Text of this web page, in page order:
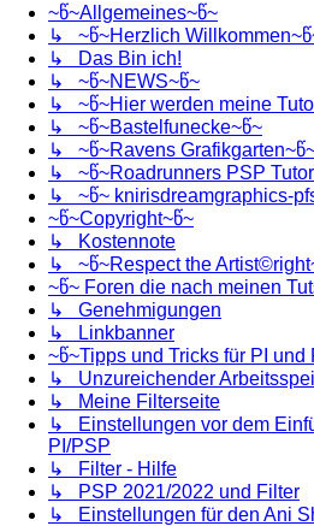
~წ~Allgemeines~წ~
↳ ~წ~Herzlich
↳ Das Bin ich!
↳ ~წ~NEWS~წ~
↳ ~წ~Hier werden meine
↳ ~წ~Bastelfunecke~წ~
↳ ~წ~Ravens
↳ ~წ~Roadrunners PSP
↳ ~წ~ knirisdreamgraphics-
~წ~Copyright~წ~
↳ Kostennote
↳ ~წ~Respect the
~წ~ Foren die nach meinen
↳ Genehmigungen
↳ Linkbanner
~წ~Tipps und Tricks für PI und
↳ Unzureichender
↳ Meine Filterseite
↳ Einstellungen vor dem
PI/PSP
↳ Filter - Hilfe
↳ PSP 2021/2022 und Filter
↳ Einstellungen für den Ani